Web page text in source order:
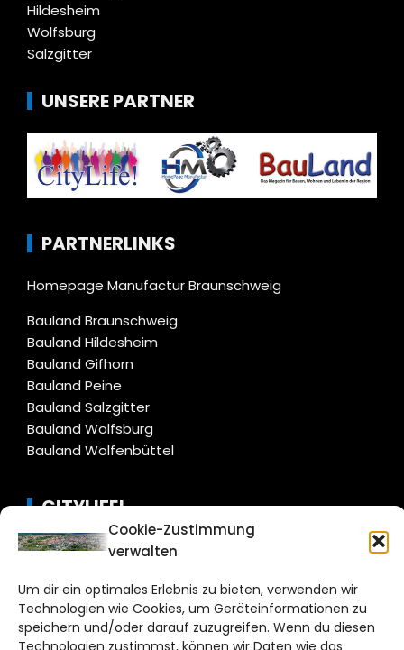
Cookie-Zustimmung
verwalten
Um dir ein optimales Erlebnis zu bieten, verwenden wir
Technologien wie Cookies, um Geräteinformationen zu
speichern und/oder darauf zuzugreifen. Wenn du diesen
Technologien zustimmst, können wir Daten wie das
Hildesheim
Wolfsburg
Salzgitter
UNSERE PARTNER
PARTNERLINKS
Homepage Manufactur Braunschweig
Bauland Braunschweig
Bauland Hildesheim
Bauland Gifhorn
Bauland Peine
Bauland Salzgitter
Bauland Wolfsburg
Bauland Wolfenbüttel
CITYLIFE!
braunschweig@citylifemedien.de
Bruchtorwall 12
38100 Braunschweig
Telefon: 0531 387220 – 65